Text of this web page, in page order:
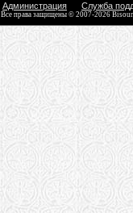
Администрация Служба
Все права защищены © 2007-2026